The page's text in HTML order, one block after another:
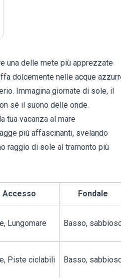
una delle mete più apprezzate
dolcemente nelle acque
Immagina giornate di sole, il
sé il suono delle onde.
tua vacanza al mare
più affascinanti, svelando
raggio di sole al tramonto più
Accesso Fondale
Lungomare Basso,
Piste ciclabili Basso,